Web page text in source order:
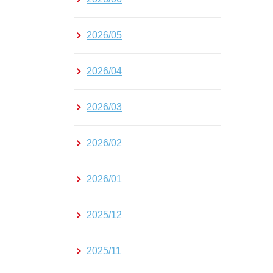
2026/05
2026/04
2026/03
2026/02
2026/01
2025/12
2025/11